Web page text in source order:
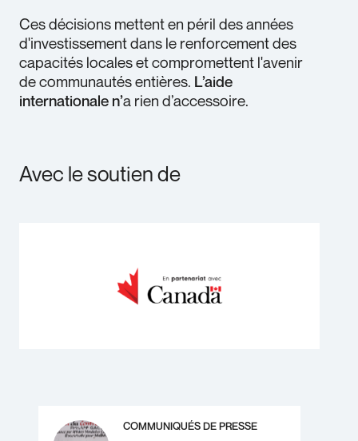
Ces décisions mettent en péril des années
d'investissement dans le renforcement des
capacités locales et compromettent l'avenir
de communautés entières. L’aide
internationale n’a rien d’accessoire.
Avec le soutien de
COMMUNIQUÉS DE PRESSE